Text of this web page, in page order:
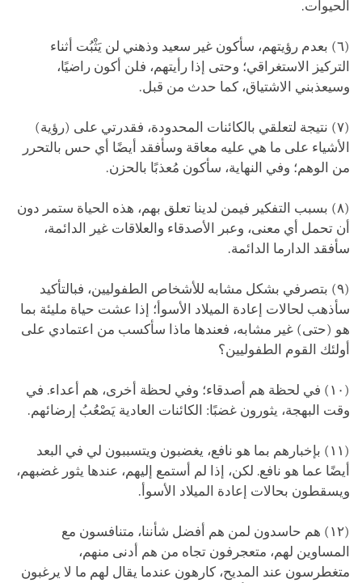
الحيوات.
(٦) بعدم رؤيتهم، سأكون غير سعيد وذهني لن يَثْبُت أثناء
التركيز الاستغراقي؛ وحتى إذا رأيتهم، فلن أكون راضيًا،
وسيعذبني الاشتياق، كما حدث من قبل.
(٧) نتيجة لتعلقي بالكائنات المحدودة، فقدرتي على (رؤية)
الأشياء على ما هي عليه معاقة وسأفقد أيضًا أي حس بالتحرر
من الوهم؛ وفي النهاية، سأكون مُعذبًا بالحزن.
(٨) بسبب التفكير فيمن لدينا تعلق بهم، هذه الحياة ستمر دون
أن تحمل أي معنى، وعبر الأصدقاء والعلاقات غير الدائمة،
سأفقد الدارما الدائمة.
(٩) بتصرفي بشكل مشابه للأشخاص الطفوليين، فبالتأكيد
سأذهب لحالات إعادة الميلاد الأسوأ؛ إذا عشت حياة مليئة بما
هو (حتى) غير مشابه، فعندها ماذا سأكسب من اعتمادي على
أولئك القوم الطفوليين؟
(١٠) في لحظة هم أصدقاء؛ وفي لحظة أخرى، هم أعداء. في
وقت البهجة، يثورون غضبًا: الكائنات العادية يَصْعُبُ إرضائهم.
(١١) بإخبارهم بما هو نافع، يغضبون ويتسببون لي في البعد
أيضًا عما هو نافع. لكن، إذا لم أستمع إليهم، عندها يثور غضبهم،
ويسقطون بحالات إعادة الميلاد الأسوأ.
(١٢) هم حاسدون لمن هم أفضل شأننا، متنافسون مع
المساوين لهم، متعجرفون تجاه من هم أدنى منهم،
متغطرسون عند المديح، كارهون عندما يقال لهم ما لا يرغبون